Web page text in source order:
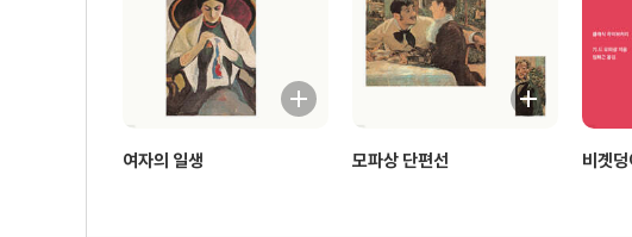
여자의 일생 모파상 단편선 비곗덩